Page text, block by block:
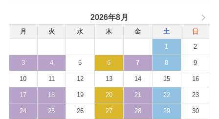
2026年8月
月 火 水 木 金 土 日
1 2
3 4 5 6 7 8 9
10 11 12 13 14 15 16
17 18 19 20 21 22 23
24 25 26 27 28 29 30